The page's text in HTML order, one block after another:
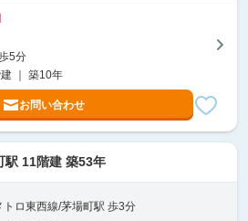
5分
｜ 築10年
お問い合わせ
駅 11階建 築53年
トロ東西線/茅場町駅 歩3分